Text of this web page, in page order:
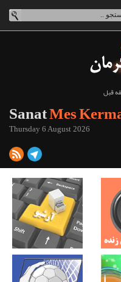
SanatMes
Thursday 6 August 2026